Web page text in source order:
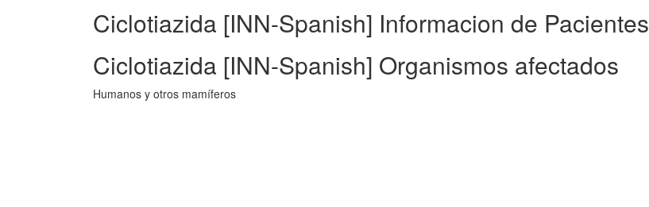
Ciclotiazida [INN-Spanish] Informacion de Pacientes
Ciclotiazida [INN-Spanish] Organismos afectados
Humanos y otros mamíferos